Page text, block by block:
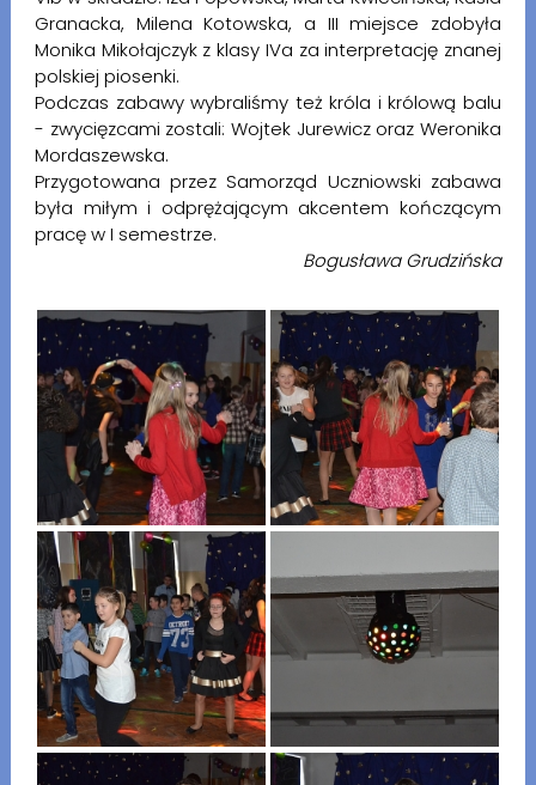
Granacka, Milena Kotowska, a III miejsce zdobyła
Monika Mikołajczyk z klasy IVa za interpretację znanej
polskiej piosenki.
Podczas zabawy wybraliśmy też króla i królową balu
- zwycięzcami zostali: Wojtek Jurewicz oraz Weronika
Mordaszewska.
Przygotowana przez Samorząd Uczniowski zabawa
była miłym i odprężającym akcentem kończącym
pracę w I semestrze.
Bogusława Grudzińska